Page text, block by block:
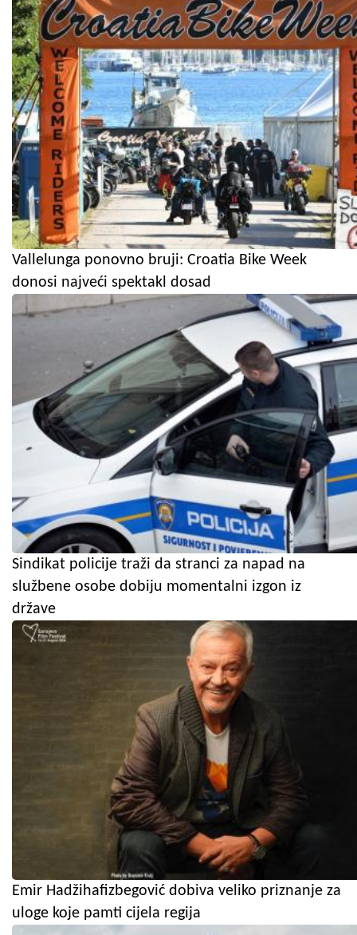
Vallelunga ponovno bruji: Croatia Bike Week
donosi najveći spektakl dosad
Sindikat policije traži da stranci za napad na
službene osobe dobiju momentalni izgon iz
države
Emir Hadžihafizbegović dobiva veliko priznanje za
uloge koje pamti cijela regija